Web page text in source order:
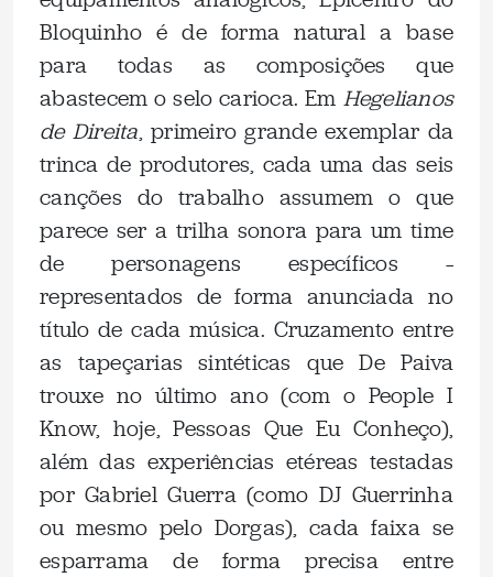
Bloquinho é de forma natural a base
para todas as composições que
abastecem o selo carioca. Em Hegelianos
de Direita, primeiro grande exemplar da
trinca de produtores, cada uma das seis
canções do trabalho assumem o que
parece ser a trilha sonora para um time
de personagens específicos –
representados de forma anunciada no
título de cada música. Cruzamento entre
as tapeçarias sintéticas que De Paiva
trouxe no último ano (com o People I
Know, hoje, Pessoas Que Eu Conheço),
além das experiências etéreas testadas
por Gabriel Guerra (como DJ Guerrinha
ou mesmo pelo Dorgas), cada faixa se
esparrama de forma precisa entre